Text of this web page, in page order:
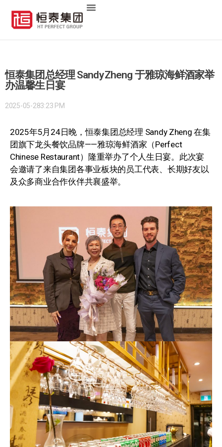
恒泰集团总经理 Sandy Zheng 于雅琼海鲜酒家举
办温馨生日宴
2025-05-283:23 PM
2025年5月24日晚，恒泰集团总经理 Sandy Zheng 在集
团旗下龙头餐饮品牌——雅琼海鲜酒家（Perfect
Chinese Restaurant）隆重举办了个人生日宴。此次宴
会邀请了来自集团各事业板块的员工代表、长期好友以
及众多商业合作伙伴共襄盛举。